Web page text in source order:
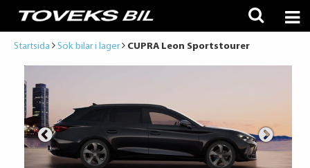
Startsida Sök bilar i lager CUPRA Leon Sportstourer